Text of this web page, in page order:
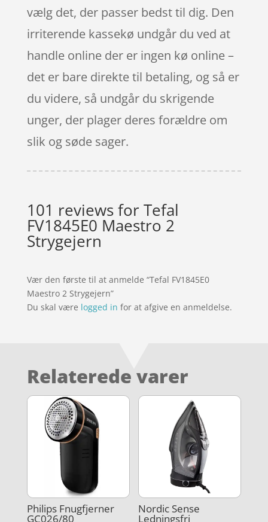
vælg det, der passer bedst til dig. Den
irriterende kassekø undgår du ved at
handle online der er ingen kø online –
det er bare direkte til betaling, og så er
du videre, så undgår du skrigende
unger, der plager deres forældre om
slik og søde sager.
101 reviews forTefal
FV1845E0 Maestro 2
Strygejern
Vær den første til at anmelde “Tefal FV1845E0
Maestro 2 Strygejern”
Du skal være logged in for at afgive en anmeldelse.
Relaterede varer
Philips Fnugfjerner
GC026/80
Nordic Sense
Ledningsfri